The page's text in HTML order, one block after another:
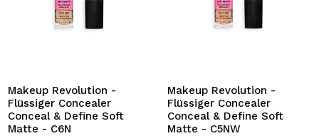
Makeup Revolution -
Flüssiger Concealer
Conceal & Define Soft
Matte - C6N
Makeup Revolution -
Flüssiger Concealer
Conceal & Define Soft
Matte - C5NW